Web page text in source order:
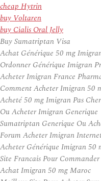
cheap Hytrin
buy Voltaren
buy Cialis Oral Jelly
Buy Sumatriptan Visa
Achat Générique 50 mg
Ordonner Générique Imigran
Acheter Imigran France
Comment Acheter Imigran 50
Acheté 50 mg Imigran Pas Cher
Ou Acheter Imigran Generique
Sumatriptan Generique Ou
Forum Acheter Imigran
Acheter Générique Imigran 50
Site Francais Pour
Achat Imigran 50 mg Maroc